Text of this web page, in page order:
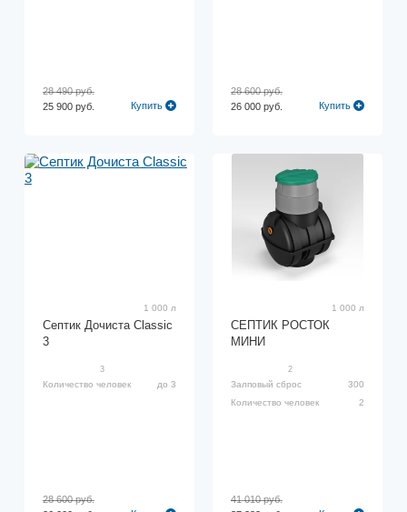
25 900 руб.
28 490 руб.
Купить
26 000 руб.
28 600 руб.
Купить
1 000 л
Септик Дочиста Classic
3
3
Количество человек до 3
28 600 руб.
1 000 л
СЕПТИК РОСТОК
МИНИ
2
Залповый сброс
300
Количество человек
2
41 010 руб.